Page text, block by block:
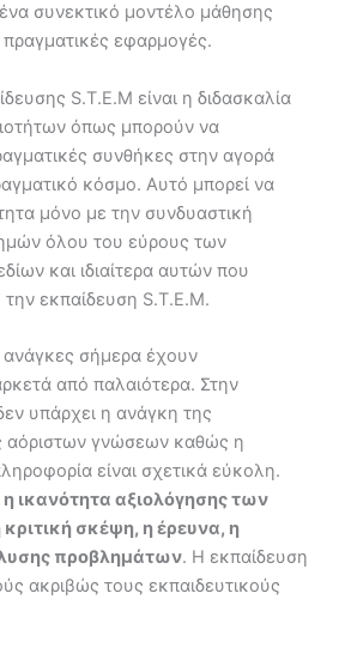
συνεκτικό μοντέλο μάθησης
εφαρμογές.
S.T.E.M είναι η διδασκαλία
όπως μπορούν να
συνθήκες στην αγορά
κόσμο. Αυτό μπορεί να
μόνο με την συνδυαστική
όλου του εύρους των
και ιδιαίτερα αυτών που
εκπαίδευση S.T.E.M.
ανάγκες σήμερα έχουν
από παλαιότερα. Στην
υπάρχει η ανάγκη της
αόριστων γνώσεων καθώς η
είναι σχετικά εύκολη.
η ικανότητα αξιολόγησης των
σκέψη, η έρευνα, η
προβλημάτων. Η εκπαίδευση
ακριβώς τους εκπαιδευτικούς